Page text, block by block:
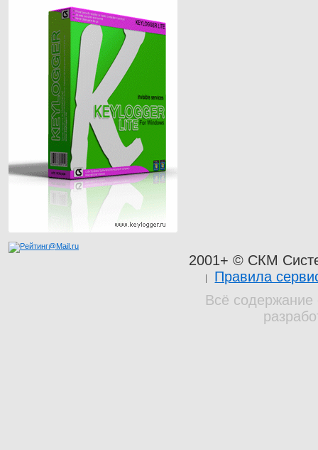
2001+ © СКМ
Правила
Всё содержание